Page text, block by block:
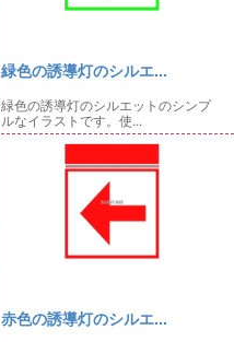
緑色の誘導灯のシルエ...
緑色の誘導灯のシルエットのシンプ
ルなイラストです。使...
赤色の誘導灯のシルエ...